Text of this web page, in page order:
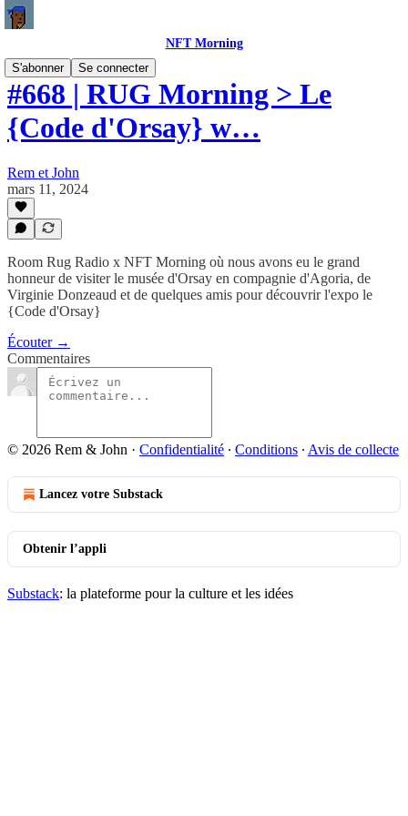
NFT Morning
S'abonner
Se connecter
#668 | RUG Morning > Le
{Code d'Orsay} w…
Rem et John
mars 11, 2024
Room Rug Radio x NFT Morning où nous avons eu le grand
honneur de visiter le musée d'Orsay en compagnie d'Agoria, de
Virginie Donzeaud et de quelques amis pour découvrir l'expo le
{Code d'Orsay}
Écouter →
Commentaires
© 2026 Rem & John · Confidentialité ∙ Conditions ∙ Avis de collecte
Lancez votre Substack
Obtenir l’appli
Substack: la plateforme pour la culture et les idées